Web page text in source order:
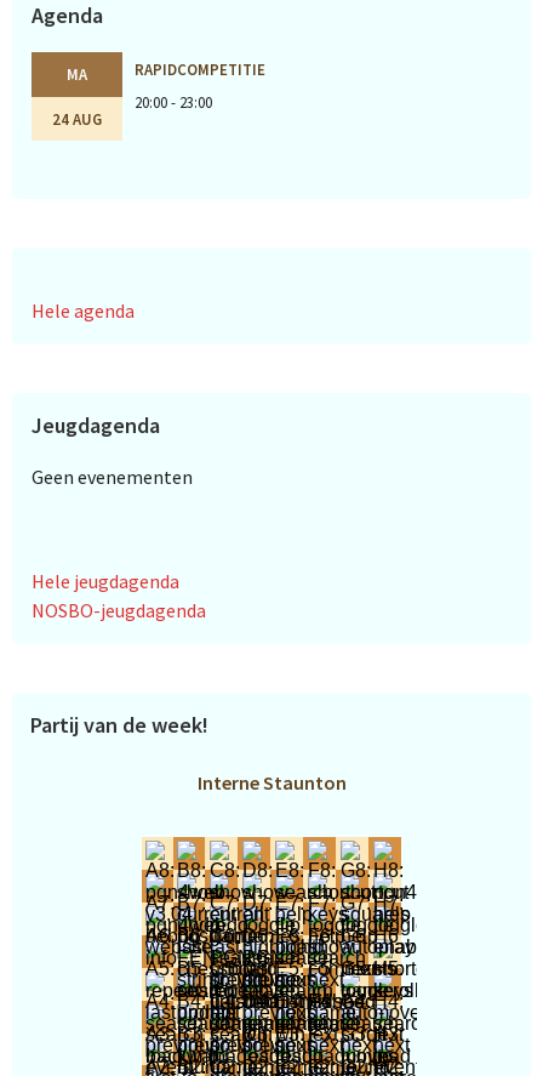
Agenda
MA
24 AUG
RAPIDCOMPETITIE
20:00 - 23:00
Hele agenda
Jeugdagenda
Geen evenementen
Hele jeugdagenda
NOSBO-jeugdagenda
Partij van de week!
Interne Staunton